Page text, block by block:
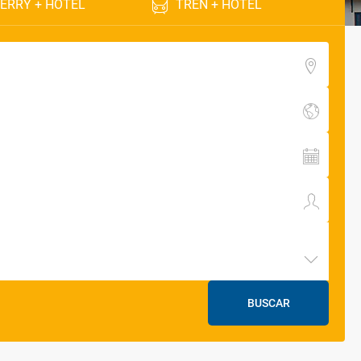
+ HOTEL TREN + HOTEL
BUSCAR